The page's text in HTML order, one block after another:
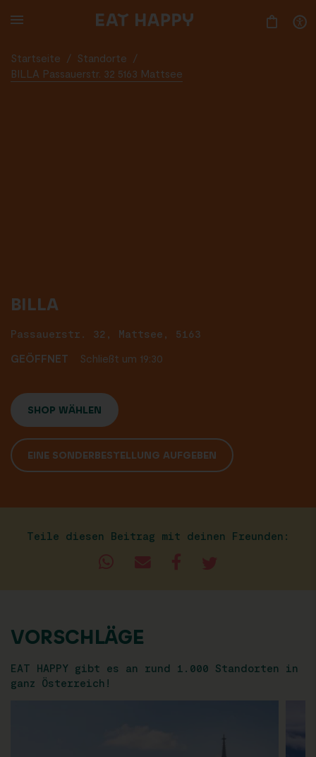
TO
Startseite / Standorte
/
BILLA Passauerstr. 32 5163 Mattsee
BILLA
Passauerstr. 32, Mattsee, 5163
GEÖFFNET
Schließt um 19:30
SHOP WÄHLEN
EINE SONDERBESTELLUNG AUFGEBEN
Teile diesen Beitrag mit deinen Freunden:
VORSCHLÄGE
EAT HAPPY gibt es an rund 1.000 Standorten in
ganz Österreich!